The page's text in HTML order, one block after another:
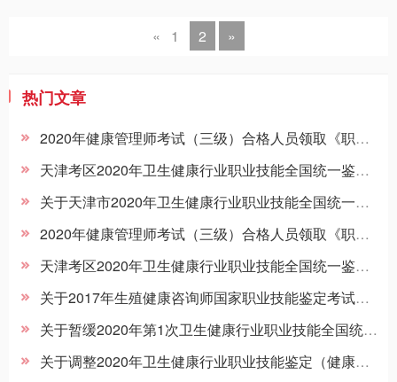
« 1 2 »
热门文章
2020年健康管理师考试（三级）合格人员领取《职业资格证书》的通知
天津考区2020年卫生健康行业职业技能全国统一鉴定考试考生须知
关于天津市2020年卫生健康行业职业技能全国统一鉴定考试报名工作的通知
2020年健康管理师考试（三级）合格人员领取《职业资格证书》的通知
天津考区2020年卫生健康行业职业技能全国统一鉴定考试考生须知
关于2017年生殖健康咨询师国家职业技能鉴定考试工作的通知
关于暂缓2020年第1次卫生健康行业职业技能全国统一鉴定（健康管理师三级）工作的通知
关于调整2020年卫生健康行业职业技能鉴定（健康管理师三级）全国统一考试日期的提示